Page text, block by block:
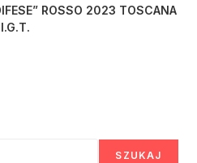
ROSSO 2023 TOSCANA
I.G.T.
SZUKAJ